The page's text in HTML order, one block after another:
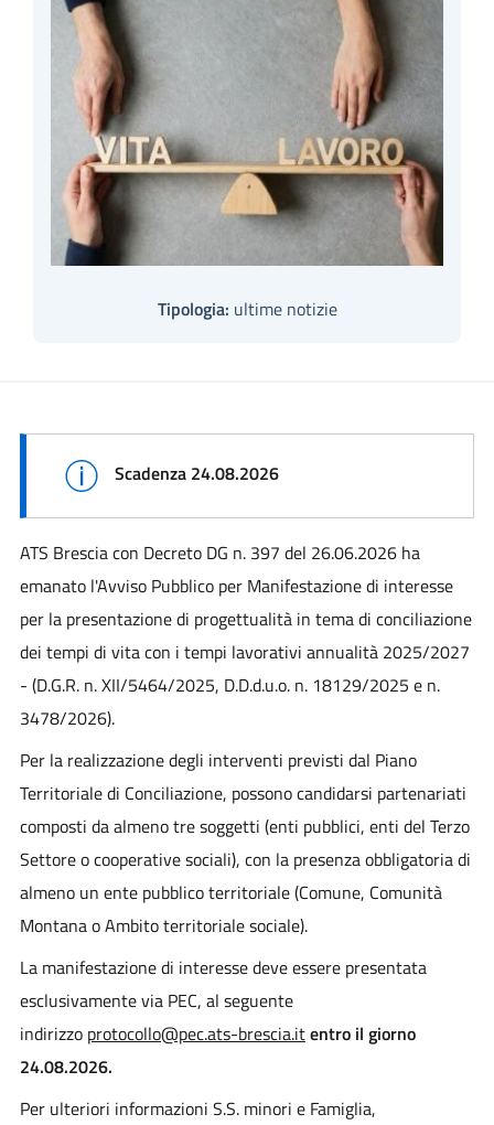
Tipologia: ultime notizie
Scadenza 24.08.2026
ATS Brescia con Decreto DG n. 397 del 26.06.2026 ha
emanato l'Avviso Pubblico per Manifestazione di interesse
per la presentazione di progettualità in tema di conciliazione
dei tempi di vita con i tempi lavorativi annualità 2025/2027
- (D.G.R. n. XII/5464/2025, D.D.d.u.o. n. 18129/2025 e n.
3478/2026).
Per la realizzazione degli interventi previsti dal Piano
Territoriale di Conciliazione, possono candidarsi partenariati
composti da almeno tre soggetti (enti pubblici, enti del Terzo
Settore o cooperative sociali), con la presenza obbligatoria di
almeno un ente pubblico territoriale (Comune, Comunità
Montana o Ambito territoriale sociale).
La manifestazione di interesse deve essere presentata
esclusivamente via PEC, al seguente
indirizzo protocollo@pec.ats-brescia.itentro il giorno
24.08.2026.
Per ulteriori informazioni S.S. minori e Famiglia,